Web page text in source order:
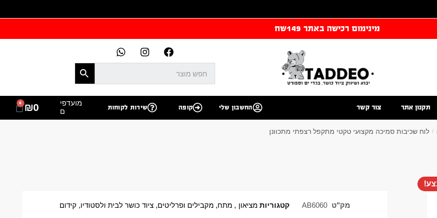
מינימום רכישה באתר 149שח
תקנון אתר צור קשר החשבון שלי קופה שירות לקוחות
מועדפי
ם
₪0
0
/ לוח שכיבות סמיכה מקצועי טקטי מתקפל רצפתי מתכוונן
מק"ט AB6060 קטגוריות מציאון ,מתח, מקבילים ופרליטים,ציוד כושר לבית ולסטודיו, קידום